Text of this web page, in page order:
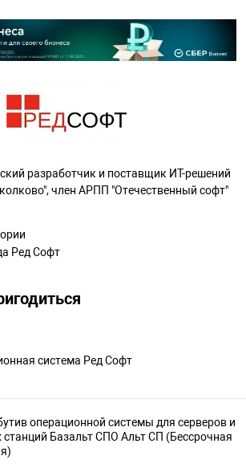
разработчик и поставщик ИТ-решений
член АРПП "Отечественный софт"
Ред Софт
система Ред Софт
операционной системы для серверов и
станций Базальт СПО Альт СП (Бессрочная